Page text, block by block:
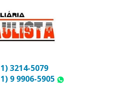
3214-5079
9 9906-5905